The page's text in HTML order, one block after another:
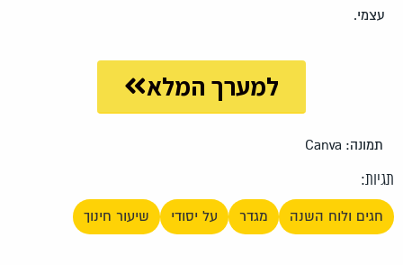
עצמי.
למערך המלא
תמונה: Canva
תגיות:
חגים ולוח השנה מגדר על יסודי שיעור חינוך